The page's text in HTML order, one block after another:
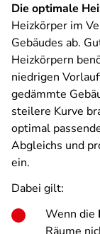
Die optimale
Heizkörper im
Gebäudes ab.
Heizkörpern
niedrigen
gedämmte
steilere Kurve
optimal
Abgleichs und
ein.
Dabei gilt:
Wenn die